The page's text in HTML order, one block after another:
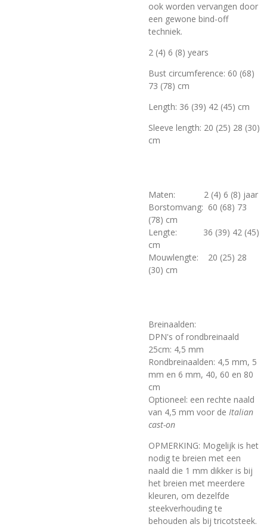
ook worden vervangen door
een gewone bind-off
techniek.
2 (4) 6 (8) years
Bust circumference: 60 (68)
73 (78) cm
Length: 36 (39) 42 (45) cm
Sleeve length: 20 (25) 28 (30)
cm
Maten: 2 (4) 6 (8) jaar
Borstomvang: 60 (68) 73
(78) cm
Lengte: 36 (39) 42 (45)
cm
Mouwlengte: 20 (25) 28
(30) cm
Breinaalden:
DPN's of rondbreinaald
25cm: 4,5 mm
Rondbreinaalden: 4,5 mm, 5
mm en 6 mm, 40, 60 en 80
cm
Optioneel: een rechte naald
van 4,5 mm voor de Italian
cast-on
OPMERKING: Mogelijk is het
nodig te breien met een
naald die 1 mm dikker is bij
het breien met meerdere
kleuren, om dezelfde
steekverhouding te
behouden als bij tricotsteek.